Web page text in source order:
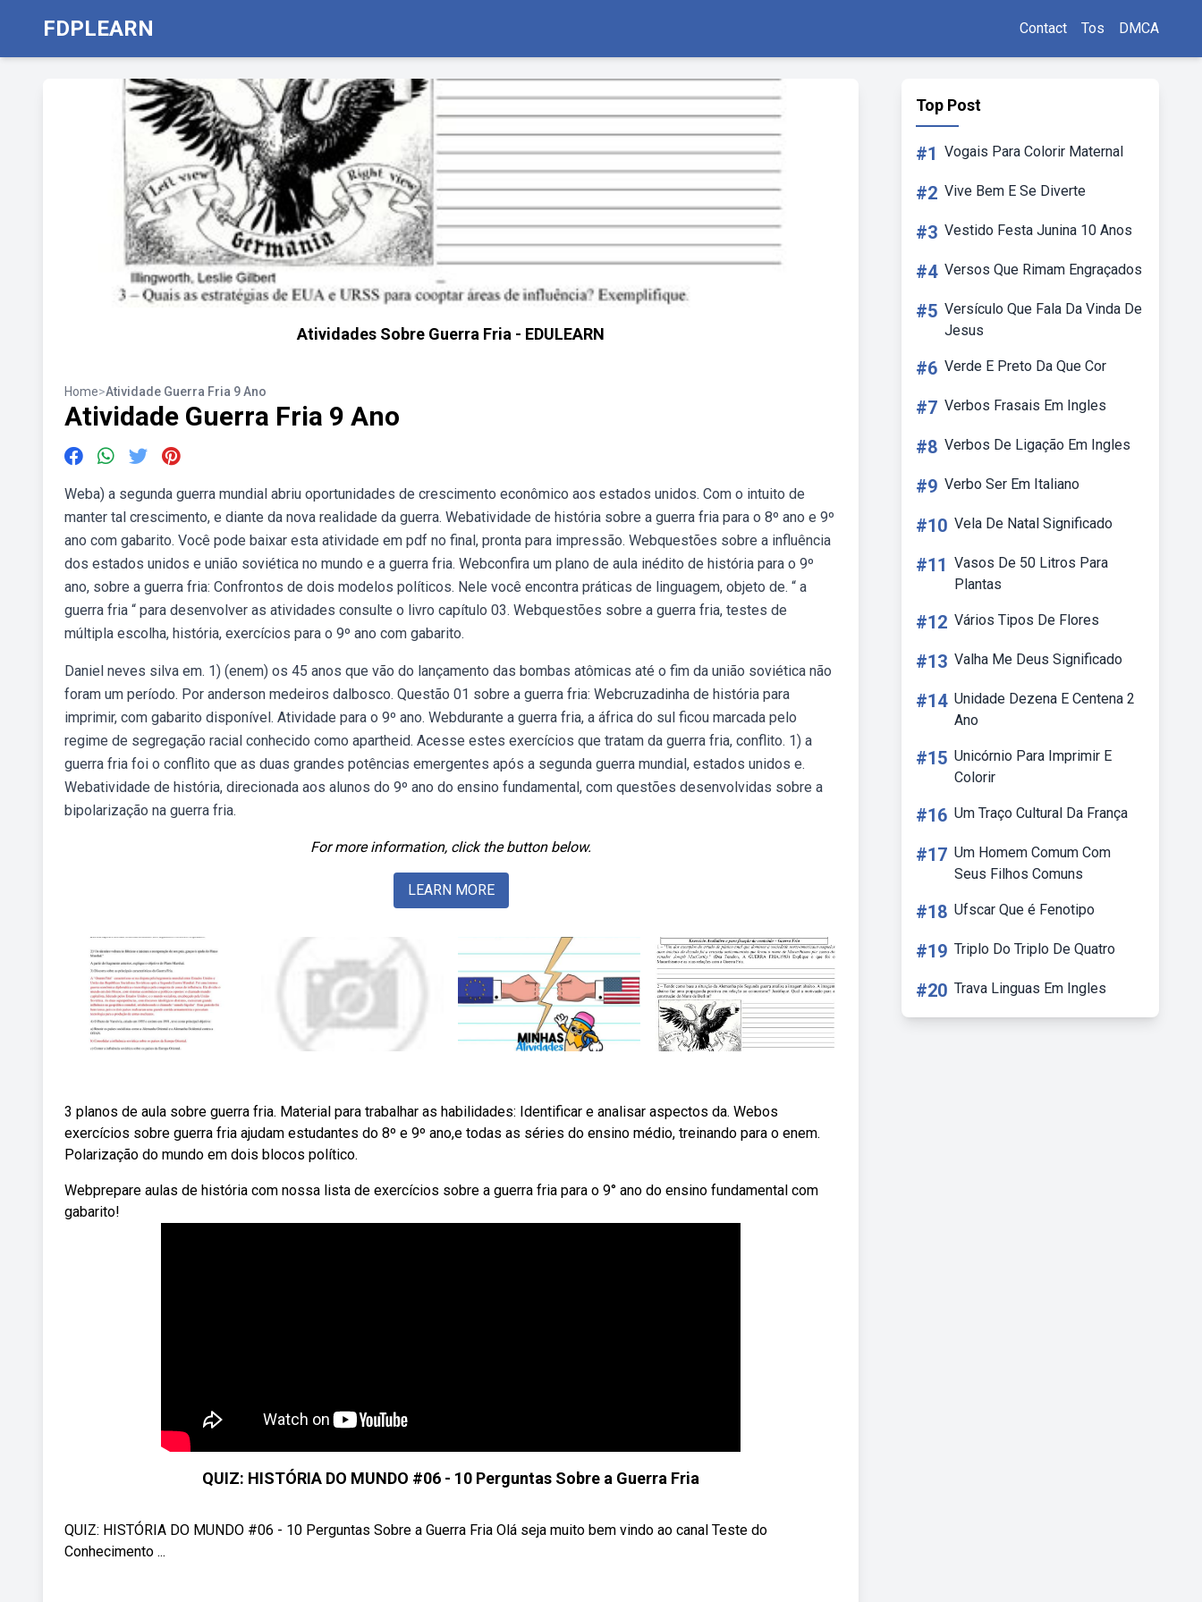
FDPLEARN Contact Tos DMCA
Atividades Sobre Guerra Fria - EDULEARN
Home>Atividade Guerra Fria 9 Ano
Atividade Guerra Fria 9 Ano
Weba) a segunda guerra mundial abriu oportunidades de crescimento econômico aos estados unidos. Com o intuito de
manter tal crescimento, e diante da nova realidade da guerra. Webatividade de história sobre a guerra fria para o 8º ano e 9º
ano com gabarito. Você pode baixar esta atividade em pdf no final, pronta para impressão. Webquestões sobre a influência
dos estados unidos e união soviética no mundo e a guerra fria. Webconfira um plano de aula inédito de história para o 9º
ano, sobre a guerra fria: Confrontos de dois modelos políticos. Nele você encontra práticas de linguagem, objeto de. “ a
guerra fria “ para desenvolver as atividades consulte o livro capítulo 03. Webquestões sobre a guerra fria, testes de
múltipla escolha, história, exercícios para o 9º ano com gabarito.
Daniel neves silva em. 1) (enem) os 45 anos que vão do lançamento das bombas atômicas até o fim da união soviética não
foram um período. Por anderson medeiros dalbosco. Questão 01 sobre a guerra fria: Webcruzadinha de história para
imprimir, com gabarito disponível. Atividade para o 9º ano. Webdurante a guerra fria, a áfrica do sul ficou marcada pelo
regime de segregação racial conhecido como apartheid. Acesse estes exercícios que tratam da guerra fria, conflito. 1) a
guerra fria foi o conflito que as duas grandes potências emergentes após a segunda guerra mundial, estados unidos e.
Webatividade de história, direcionada aos alunos do 9º ano do ensino fundamental, com questões desenvolvidas sobre a
bipolarização na guerra fria.
For more information, click the button below.
LEARN MORE
3 planos de aula sobre guerra fria. Material para trabalhar as habilidades: Identificar e analisar aspectos da. Webos
exercícios sobre guerra fria ajudam estudantes do 8º e 9º ano,e todas as séries do ensino médio, treinando para o enem.
Polarização do mundo em dois blocos político.
Webprepare aulas de história com nossa lista de exercícios sobre a guerra fria para o 9° ano do ensino fundamental com
gabarito!
QUIZ: HISTÓRIA DO MUNDO #06 - 10 Perguntas Sobre a Guerra Fria
QUIZ: HISTÓRIA DO MUNDO #06 - 10 Perguntas Sobre a Guerra Fria Olá seja muito bem vindo ao canal Teste do
Conhecimento ...
Top Post
#1 Vogais Para Colorir Maternal
#2 Vive Bem E Se Diverte
#3 Vestido Festa Junina 10 Anos
#4 Versos Que Rimam Engraçados
#5 Versículo Que Fala Da Vinda De
Jesus
#6 Verde E Preto Da Que Cor
#7 Verbos Frasais Em Ingles
#8 Verbos De Ligação Em Ingles
#9 Verbo Ser Em Italiano
#10 Vela De Natal Significado
#11 Vasos De 50 Litros Para
Plantas
#12 Vários Tipos De Flores
#13 Valha Me Deus Significado
#14 Unidade Dezena E Centena 2
Ano
#15 Unicórnio Para Imprimir E
Colorir
#16 Um Traço Cultural Da França
#17 Um Homem Comum Com
Seus Filhos Comuns
#18 Ufscar Que é Fenotipo
#19 Triplo Do Triplo De Quatro
#20 Trava Linguas Em Ingles